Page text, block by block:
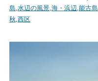
島,水辺の風景,海・浜辺,能古島
秋,西区